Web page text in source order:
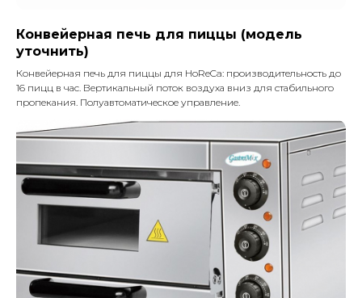
Конвейерная печь для пиццы (модель
уточнить)
Конвейерная печь для пиццы для HoReCa: производительность до
16 пицц в час. Вертикальный поток воздуха вниз для стабильного
пропекания. Полуавтоматическое управление.